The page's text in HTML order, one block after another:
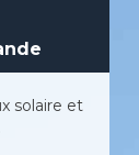
solaire et